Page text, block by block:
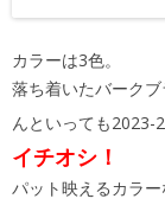
カラーは3色。
落ち着いたバーク
んといっても2023-
イチオシ！
パット映えるカラ